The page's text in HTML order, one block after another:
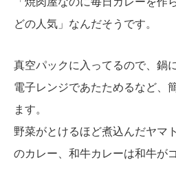
どの人気」なんだそうです。
真空パックに入ってるので、鍋
電子レンジであたためるなど、
ます。
野菜がとけるほど煮込んだヤマ
のカレー、 和牛カレーは和牛が